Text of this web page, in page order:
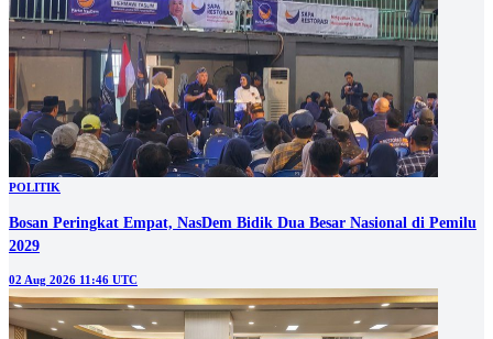
POLITIK
Bosan Peringkat Empat, NasDem Bidik Dua Besar Nasional di Pemilu
2029
02 Aug 2026 11:46 UTC